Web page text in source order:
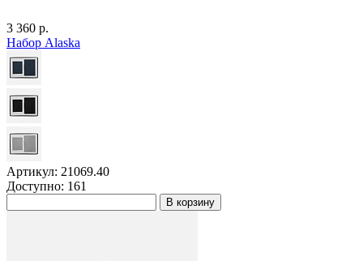
3 360 р.
Набор Alaska
Артикул: 21069.40
Доступно: 161
В корзину